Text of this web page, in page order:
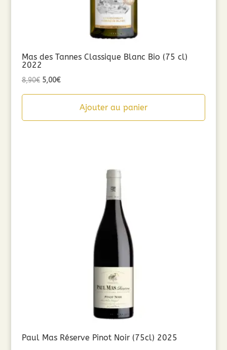
Mas des Tannes Classique Blanc Bio (75 cl)
2022
8,90€ Le
5,00€Le
Ajouter au panier
Paul Mas Réserve Pinot Noir (75cl) 2025